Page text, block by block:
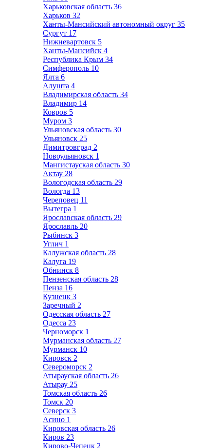
Харьковская область 36
Харьков 32
Ханты-Мансийский автономный округ 35
Сургут 17
Нижневартовск 5
Ханты-Мансийск 4
Республика Крым 34
Симферополь 10
Ялта 6
Алушта 4
Владимирская область 34
Владимир 14
Ковров 5
Муром 3
Ульяновская область 30
Ульяновск 25
Димитровград 2
Новоульяновск 1
Мангистауская область 30
Актау 28
Вологодская область 29
Вологда 13
Череповец 11
Вытегра 1
Ярославская область 29
Ярославль 20
Рыбинск 3
Углич 1
Калужская область 28
Калуга 19
Обнинск 8
Пензенская область 28
Пенза 16
Кузнецк 3
Заречный 2
Одесская область 27
Одесса 23
Черноморск 1
Мурманская область 27
Мурманск 10
Кировск 2
Североморск 2
Атырауская область 26
Атырау 25
Томская область 26
Томск 20
Северск 3
Асино 1
Кировская область 26
Киров 23
Кирово-Чепецк 2